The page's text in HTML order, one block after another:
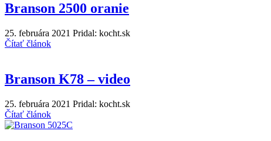
Branson 2500 oranie
25. februára 2021 Pridal: kocht.sk
Čítať článok
Branson K78 – video
25. februára 2021 Pridal: kocht.sk
Čítať článok